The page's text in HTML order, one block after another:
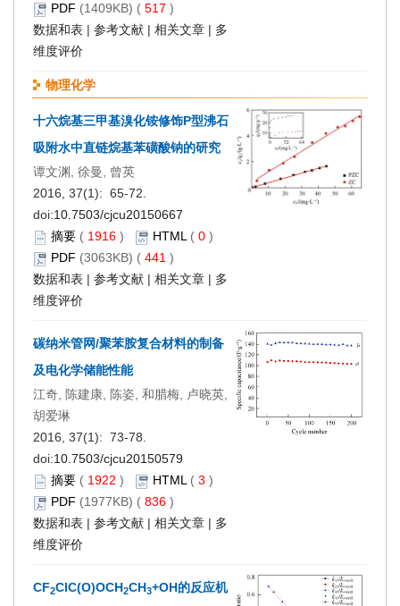
PDF (1409KB) ( 517 )
数据和表 | 参考文献 | 相关文章 | 多
维度评价
物理化学
十六烷基三甲基溴化铵修饰P型沸石
吸附水中直链烷基苯磺酸钠的研究
谭文渊, 徐曼, 曾英
2016, 37(1): 65-72.
doi:10.7503/cjcu20150667
摘要 ( 1916 ) HTML( 0 )
PDF (3063KB) ( 441 )
数据和表 | 参考文献 | 相关文章 | 多
维度评价
碳纳米管网/聚苯胺复合材料的制备
及电化学储能性能
江奇, 陈建康, 陈姿, 和腊梅, 卢晓英,
胡爱琳
2016, 37(1): 73-78.
doi:10.7503/cjcu20150579
摘要 ( 1922 ) HTML( 3 )
PDF (1977KB) ( 836 )
数据和表 | 参考文献 | 相关文章 | 多
维度评价
CF2ClC(O)OCH2CH3+OH的反应机